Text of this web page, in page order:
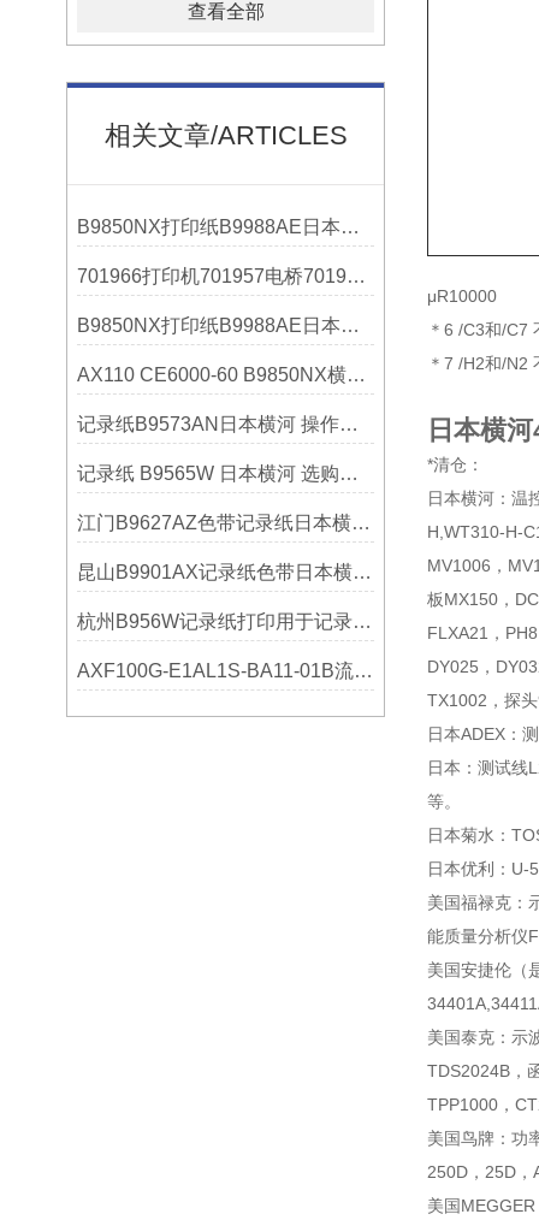
查看全部
相关文章/ARTICLES
B9850NX打印纸B9988AE日本横河YOKOGAWA选购指南
701966打印机701957电桥701958横河YOKOGAWA参数
B9850NX打印纸B9988AE日本横河YOKOGAWA操作使用
AX110 CE6000-60 B9850NX横河记录纸
记录纸B9573AN日本横河 操作使用
记录纸 B9565W 日本横河 选购指南
江门B9627AZ色带记录纸日本横河YOKOGAWA记录仪适用
昆山B9901AX记录纸色带日本横河YOKOGAWA耗材批发
杭州B956W记录纸打印用于记录仪日本横河YOKOGAWA技术参数
AXF100G-E1AL1S-BA11-01B流量计横河
μR10000
＊6 /C3和/C7
＊7 /H2和/N2
日本横
*清仓：
日本横河：温
H,WT310-H-
MV1006，
板MX150，
FLXA21，
DY025，
TX1002，探
日本ADEX：
日本：测试线
等。
日本菊水：
日本优利：U-
美国福禄克：
能质量分析仪
美国安捷伦（
美国泰克：示
TDS2024B，
TPP1000，
美国鸟牌：功
250D，25D，
美国